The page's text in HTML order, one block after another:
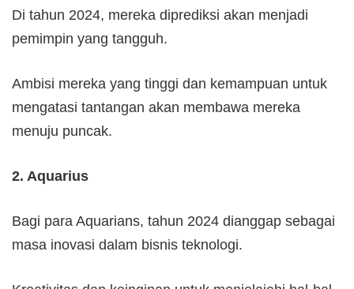
Di tahun 2024, mereka diprediksi akan menjadi
pemimpin yang tangguh.
Ambisi mereka yang tinggi dan kemampuan untuk
mengatasi tantangan akan membawa mereka
menuju puncak.
2. Aquarius
Bagi para Aquarians, tahun 2024 dianggap sebagai
masa inovasi dalam bisnis teknologi.